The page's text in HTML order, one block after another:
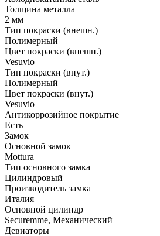
Толщина металла
2 мм
Тип покраски (внешн.)
Полимерный
Цвет покраски (внешн.)
Vesuvio
Тип покраски (внут.)
Полимерный
Цвет покраски (внут.)
Vesuvio
Антикоррозийное покрытие
Есть
Замок
Основной замок
Mottura
Тип основного замка
Цилиндровый
Производитель замка
Италия
Основной цилиндр
Securemme, Механический
Девиаторы